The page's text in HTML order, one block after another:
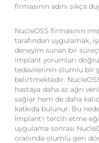
firmasının adını sıkça
NucleOSS firmasının
tarafından uygulamak,
deneyim sunan bir
implant yorumları
tedavilerinin olumlu bir
belirtmektedir.
hastaya daha az ağrı
sağlar hem de daha
katkıda bulunur. Bu
İmplant'ı tercih etme
uygulama sonrası
oranında olumlu geri